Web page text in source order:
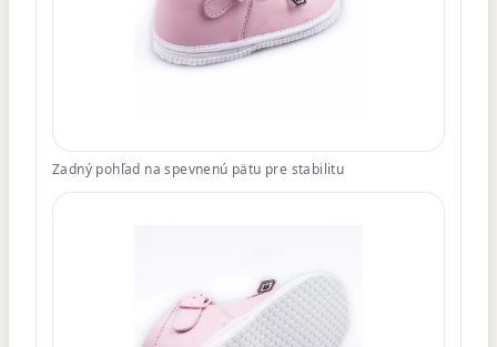
Zadný pohľad na spevnenú pätu pre stabilitu